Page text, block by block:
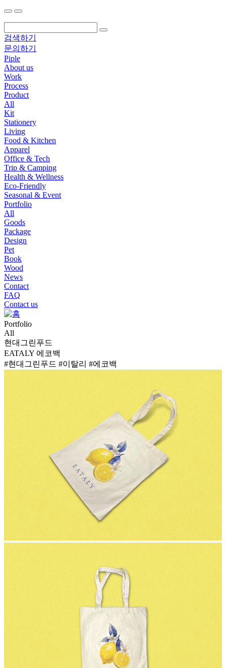
검색하기
문의하기
Piple
About us
Work
Process
Product
All
Kit
Stationery
Living
Food & Kitchen
Apparel
Office & Tech
Trip & Camping
Health & Wellness
Eco-Friendly
Seasonal & Event
Portfolio
All
Goods
Package
Design
Pet
Book
Wood
News
Contact
FAQ
Contact us
Portfolio
All
현대그린푸드
EATALY 에코백
#현대그린푸드 #이탈리 #에코백